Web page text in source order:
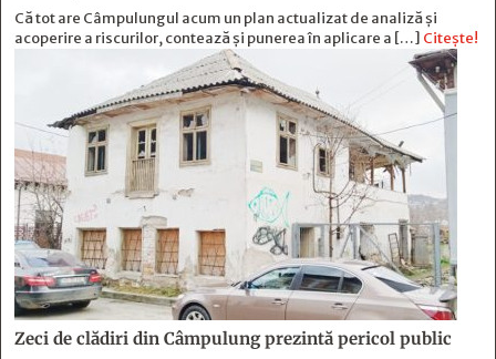
Că tot are Câmpulungul acum un plan actualizat de analiză și
acoperire a riscurilor, contează și punerea în aplicare a […] Citește!
Zeci de clădiri din Câmpulung prezintă pericol public